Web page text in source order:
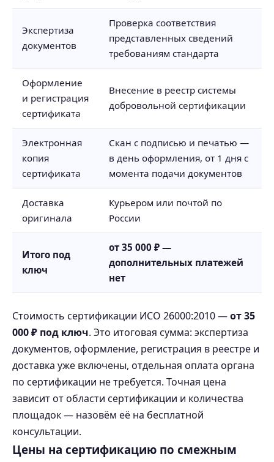
Экспертиза
документов
Проверка соответствия
представленных сведений
требованиям стандарта
Оформление
и регистрация
сертификата
Внесение в реестр системы
добровольной сертификации
Электронная
копия
сертификата
Скан с подписью и печатью —
в день оформления, от 1 дня с
момента подачи документов
Доставка
оригинала
Курьером или почтой по
России
Итого под
ключ
от 35 000 ₽ —
дополнительных платежей
нет
Стоимость сертификации ИСО 26000:2010 —от 35
000 ₽ под ключ. Это итоговая сумма: экспертиза
документов, оформление, регистрация в реестре и
доставка уже включены, отдельная оплата органа
по сертификации не требуется. Точная цена
зависит от области сертификации и количества
площадок — назовём её на бесплатной
консультации.
Цены на сертификацию по смежным